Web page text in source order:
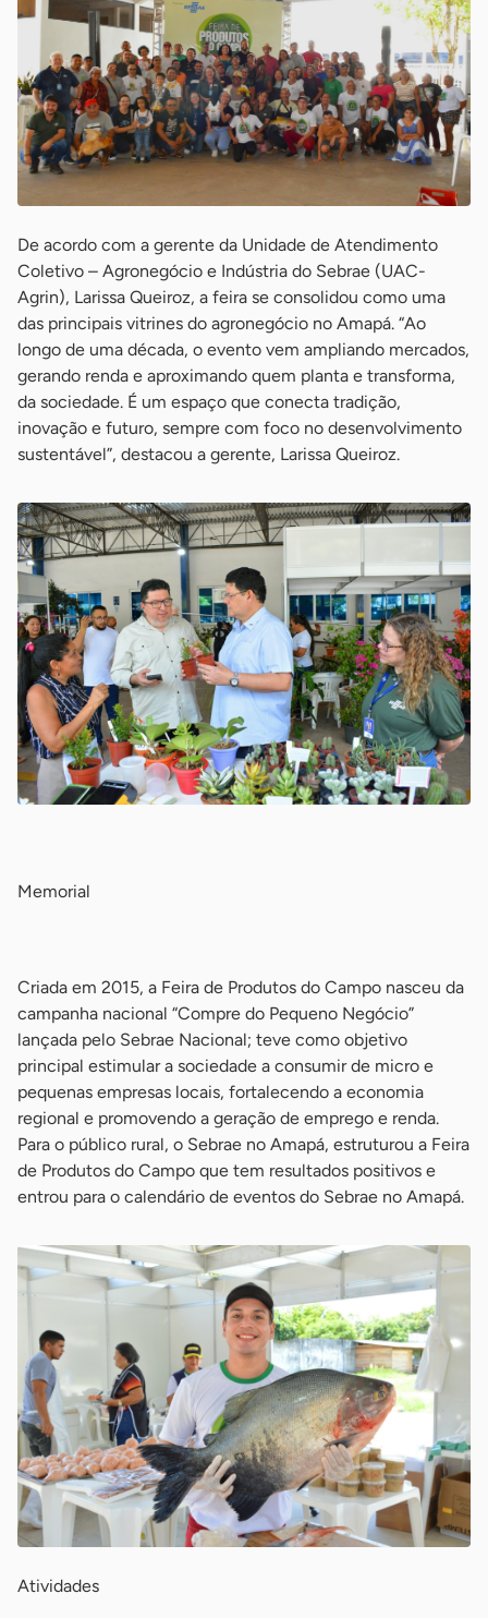
De acordo com a gerente da Unidade de Atendimento
Coletivo – Agronegócio e Indústria do Sebrae (UAC-
Agrin), Larissa Queiroz, a feira se consolidou como uma
das principais vitrines do agronegócio no Amapá. “Ao
longo de uma década, o evento vem ampliando mercados,
gerando renda e aproximando quem planta e transforma,
da sociedade. É um espaço que conecta tradição,
inovação e futuro, sempre com foco no desenvolvimento
sustentável”, destacou a gerente, Larissa Queiroz.
Memorial
Criada em 2015, a Feira de Produtos do Campo nasceu da
campanha nacional “Compre do Pequeno Negócio”
lançada pelo Sebrae Nacional; teve como objetivo
principal estimular a sociedade a consumir de micro e
pequenas empresas locais, fortalecendo a economia
regional e promovendo a geração de emprego e renda.
Para o público rural, o Sebrae no Amapá, estruturou a Feira
de Produtos do Campo que tem resultados positivos e
entrou para o calendário de eventos do Sebrae no Amapá.
Atividades